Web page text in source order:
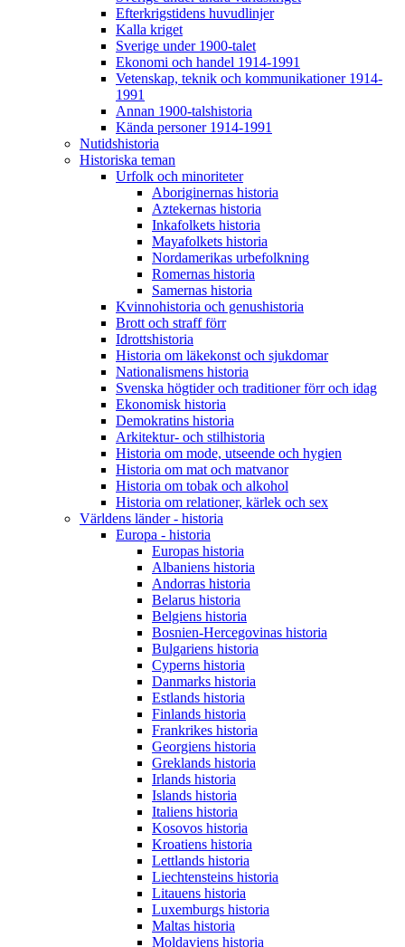
Efterkrigstidens huvudlinjer
Kalla kriget
Sverige under 1900-talet
Ekonomi och handel 1914-1991
Vetenskap, teknik och kommunikationer 1914-
1991
Annan 1900-talshistoria
Kända personer 1914-1991
Nutidshistoria
Historiska teman
Urfolk och minoriteter
Aboriginernas historia
Aztekernas historia
Inkafolkets historia
Mayafolkets historia
Nordamerikas urbefolkning
Romernas historia
Samernas historia
Kvinnohistoria och genushistoria
Brott och straff förr
Idrottshistoria
Historia om läkekonst och sjukdomar
Nationalismens historia
Svenska högtider och traditioner förr och idag
Ekonomisk historia
Demokratins historia
Arkitektur- och stilhistoria
Historia om mode, utseende och hygien
Historia om mat och matvanor
Historia om tobak och alkohol
Historia om relationer, kärlek och sex
Världens länder - historia
Europa - historia
Europas historia
Albaniens historia
Andorras historia
Belarus historia
Belgiens historia
Bosnien-Hercegovinas historia
Bulgariens historia
Cyperns historia
Danmarks historia
Estlands historia
Finlands historia
Frankrikes historia
Georgiens historia
Greklands historia
Irlands historia
Islands historia
Italiens historia
Kosovos historia
Kroatiens historia
Lettlands historia
Liechtensteins historia
Litauens historia
Luxemburgs historia
Maltas historia
Moldaviens historia